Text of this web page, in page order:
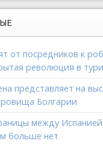
от посредников к
революция в
представляет на
Болгарии
между
больше нет